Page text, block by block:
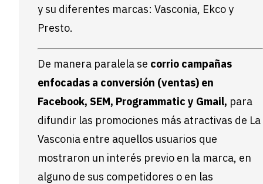
y su diferentes marcas: Vasconia, Ekco y
Presto.
De manera paralela se corrio campañas
enfocadas a conversión (ventas) en
Facebook, SEM, Programmatic y Gmail, para
difundir las promociones más atractivas de La
Vasconia entre aquellos usuarios que
mostraron un interés previo en la marca, en
alguno de sus competidores o en las